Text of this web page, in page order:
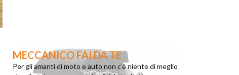
MECCANICO FAI DA TE
Per gli amanti di moto e auto non c’è niente di meglio